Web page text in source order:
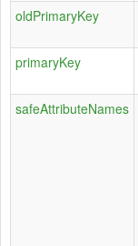
oldPrimaryKey
primaryKey
safeAttributeNames